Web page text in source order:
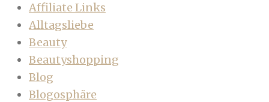
Affiliate Links
Alltagsliebe
Beauty
Beautyshopping
Blog
Blogosphäre